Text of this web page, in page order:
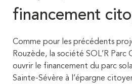
financement
Comme pour les précédents
Rouzède, la société SOL’R Parc
ouvrir le financement du parc
Sainte-Sévère à l’épargne